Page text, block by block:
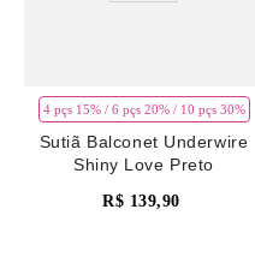
4 pçs 15% / 6 pçs 20% / 10 pçs 30%
Sutiã Balconet Underwire
Shiny Love Preto
R$ 139,90